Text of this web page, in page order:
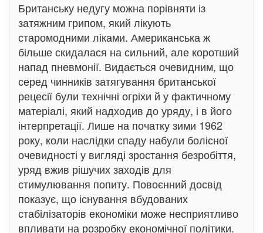
Британську недугу можна порівняти із
затяжним грипом, який лікують
старомодними ліками. Американська ж
більше скидалася на сильний, але коротший
напад пневмонії. Видається очевидним, що
серед чинників затягування британської
рецесії були технічні огріхи й у фактичному
матеріалі, який надходив до уряду, і в його
інтерпретації. Лише на початку зими 1962
року, коли наслідки спаду набули болісної
очевидності у вигляді зростання безробіття,
уряд вжив рішучих заходів для
стимулювання попиту. Повоєнний досвід
показує, що існування вбудованих
стабілізаторів економіки може несприятливо
впливати на розробку економічної політики.